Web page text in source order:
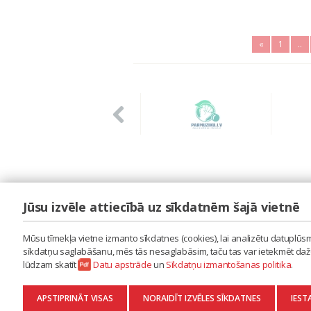
« 1 ..
LAIPA
ES RADU MŪZIKU
AKTUALITĀTES
KONTAKTI
SĪKDATŅU IZMANTOŠANAS POLITIKA
DATU APSTRĀDE
Jūsu izvēle attiecībā uz sīkdatnēm šajā vietnē
Mūsu tīmekļa vietne izmanto sīkdatnes (cookies), lai analizētu
sīkdatņu saglabāšanu, mēs tās nesaglabāsim, taču tas var ietekmēt
lūdzam skatīt
Datu apstrādeun Sīkdatņu izmantošanas politika.
APSTIPRINĀT VISAS NORAIDĪT IZVĒLES SĪKDATNES